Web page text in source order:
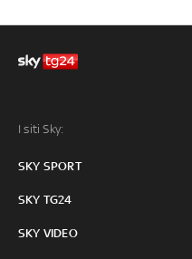
I siti Sky:
SKY SPORT
SKY TG24
SKY VIDEO